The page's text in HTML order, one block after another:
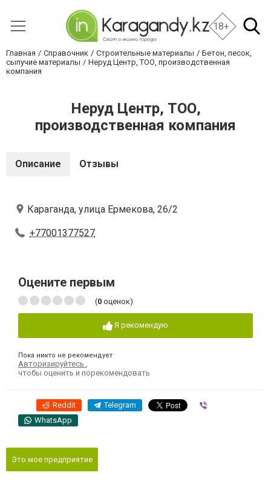
18+
Главная Справочник Строительные материалы
Бетон, песок,
сыпучие материалы
Неруд Центр, ТОО, производственная
компания
Неруд Центр, ТОО,
производственная компания
Описание Отзывы
Караганда, улица Ермекова, 26/2
+77001377527
Оцените первым
(0 оценок)
Я рекомендую
Пока никто не рекомендует
Авторизируйтесь
чтобы оценить и порекомендовать
Reddit Telegram
WhatsApp
Это мое предприятие